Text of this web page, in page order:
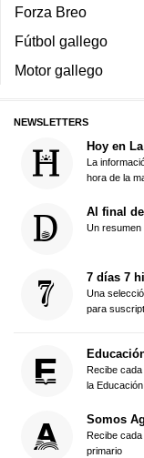
Forza Breo
Fútbol gallego
Motor gallego
NEWSLETTERS
Hoy en
La
hora de la
Al final
Un resumen
7 días 7
Una
para
Recibe
la Educación
Somos
Recibe
primario